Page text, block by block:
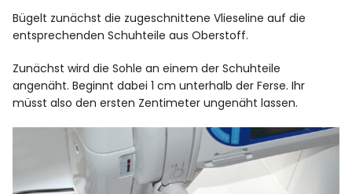
Bügelt zunächst die zugeschnittene Vlieseline auf die
entsprechenden Schuhteile aus Oberstoff.
Zunächst wird die Sohle an einem der Schuhteile
angenäht. Beginnt dabei 1 cm unterhalb der Ferse. Ihr
müsst also den ersten Zentimeter ungenäht lassen.